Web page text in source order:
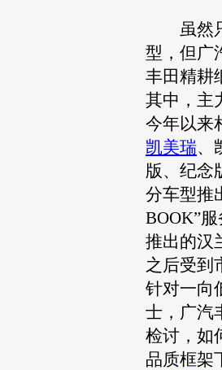
虽然
型 ，但广
丰田精耕
其中，主
今年以来
凯美瑞、
版、纪念
分车型推
BOOK”
推出的汉
之后受到
针对一向
士 ，广汽
检讨，如
品质框架